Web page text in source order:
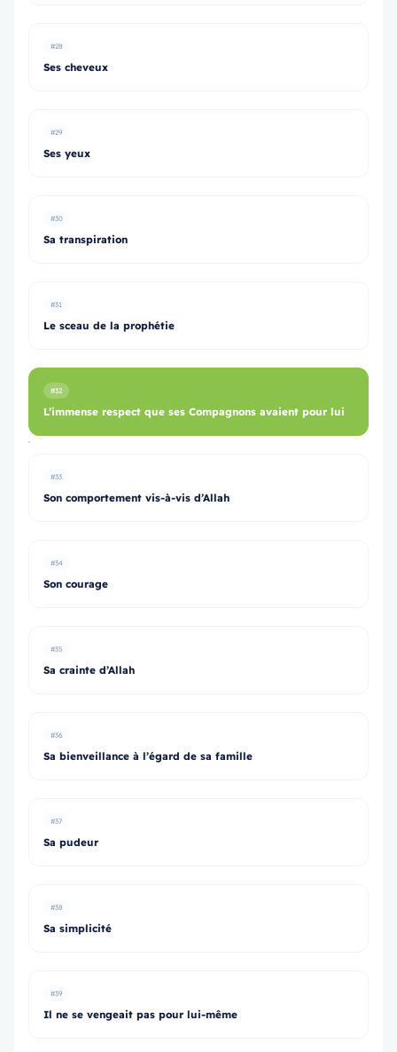
#28
Ses cheveux
#29
Ses yeux
#30
Sa transpiration
#31
Le sceau de la prophétie
#32
L’immense respect que ses Compagnons avaient pour lui
#33
Son comportement vis-à-vis d’Allah
#34
Son courage
#35
Sa crainte d’Allah
#36
Sa bienveillance à l’égard de sa famille
#37
Sa pudeur
#38
Sa simplicité
#39
Il ne se vengeait pas pour lui-même